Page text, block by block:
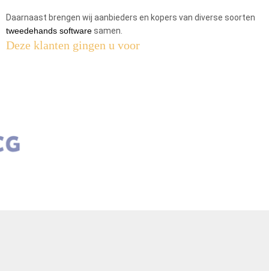
Daarnaast brengen wij aanbieders en kopers van diverse soorten
tweedehands softwaresamen.
Deze klanten gingen u voor